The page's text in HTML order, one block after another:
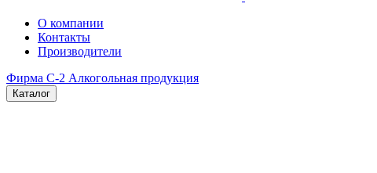
О компании
Контакты
Производители
Фирма C-2 Алкогольная продукция
Каталог